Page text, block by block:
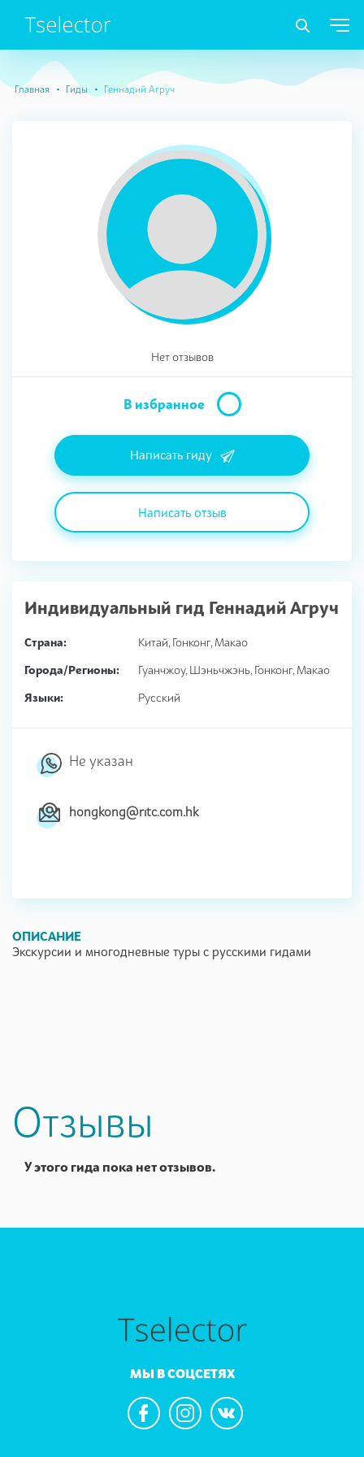
Главная Гиды Геннадий Агруч
Нет отзывов
В избранное
Написать гиду
Написать отзыв
Индивидуальный гид Геннадий Агруч
Страна:
Китай, Гонконг, Макао
Города/Регионы:
Гуанчжоу, Шэньчжэнь, Гонконг, Макао
Языки:
Русский
Не указан
hongkong@ritc.com.hk
ОПИСАНИЕ
Экскурсии и многодневные туры с русскими гидами
Отзывы
У этого гида пока нет отзывов.
МЫ В СОЦСЕТЯХ